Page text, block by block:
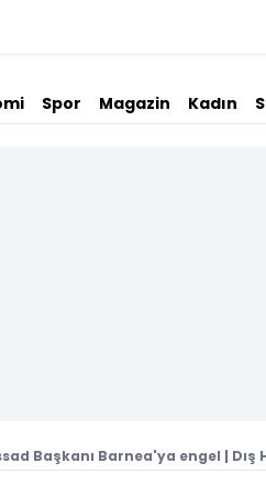
Spor Magazin Kadın
Başkanı Barnea'ya engel | Dış